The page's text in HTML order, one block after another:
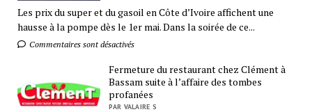
Les prix du super et du gasoil en Côte d’Ivoire affichent une
hausse à la pompe dès le 1er mai. Dans la soirée de ce...
Commentaires sont désactivés
Fermeture du restaurant chez Clément à
Bassam suite à l’affaire des tombes
profanées
PAR VALAIRE S